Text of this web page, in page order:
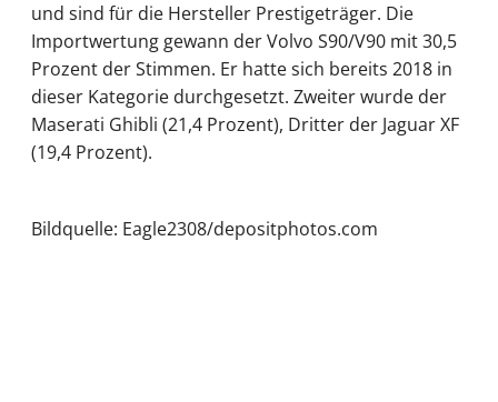
und sind für die Hersteller Prestigeträger. Die
Importwertung gewann der Volvo S90/V90 mit 30,5
Prozent der Stimmen. Er hatte sich bereits 2018 in
dieser Kategorie durchgesetzt. Zweiter wurde der
Maserati Ghibli (21,4 Prozent), Dritter der Jaguar XF
(19,4 Prozent).
Bildquelle: Eagle2308/depositphotos.com